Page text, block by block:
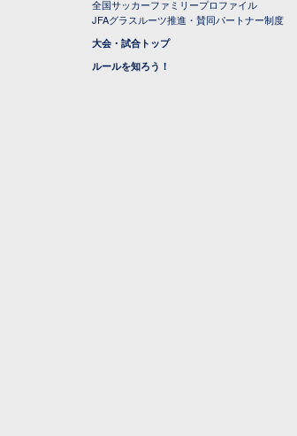
全国サッカーファミリープロファイル
JFAグラスルーツ推進・賛同パートナー制度
大会・試合トップ
ルールを知ろう！